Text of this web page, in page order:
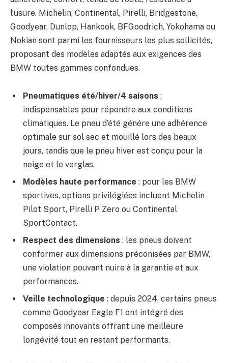
l’usure. Michelin, Continental, Pirelli, Bridgestone,
Goodyear, Dunlop, Hankook, BFGoodrich, Yokohama ou
Nokian sont parmi les fournisseurs les plus sollicités,
proposant des modèles adaptés aux exigences des
BMW toutes gammes confondues.
Pneumatiques été/hiver/4 saisons :
indispensables pour répondre aux conditions
climatiques. Le pneu d’été génére une adhérence
optimale sur sol sec et mouillé lors des beaux
jours, tandis que le pneu hiver est conçu pour la
neige et le verglas.
Modèles haute performance : pour les BMW
sportives, options privilégiées incluent Michelin
Pilot Sport, Pirelli P Zero ou Continental
SportContact.
Respect des dimensions : les pneus doivent
conformer aux dimensions préconisées par BMW,
une violation pouvant nuire à la garantie et aux
performances.
Veille technologique : depuis 2024, certains pneus
comme Goodyear Eagle F1 ont intégré des
composés innovants offrant une meilleure
longévité tout en restant performants.